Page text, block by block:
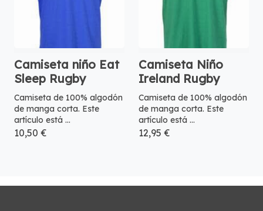
Camiseta niño Eat
Sleep Rugby
Camiseta de 100% algodón
de manga corta. Este
artículo está ...
10,50 €
Camiseta Niño
Ireland Rugby
Camiseta de 100% algodón
de manga corta. Este
artículo está ...
12,95 €